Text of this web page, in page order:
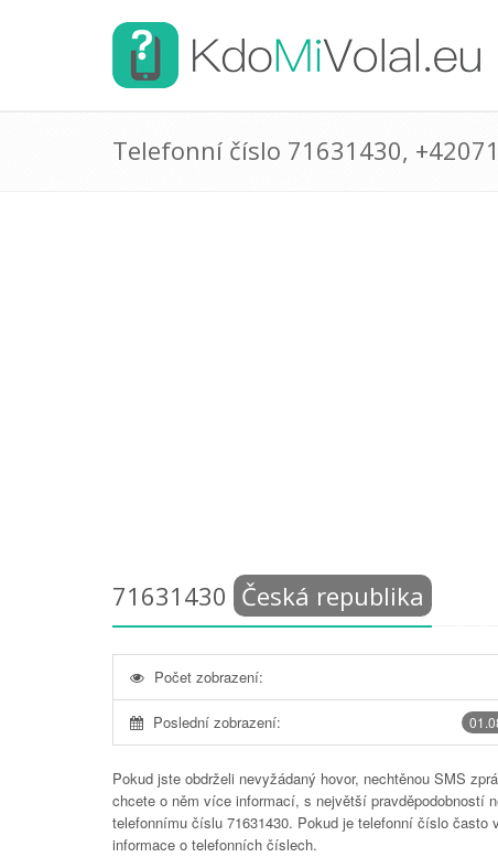
Telefonní číslo 71631430,
71631430 Česká republika
Počet zobrazení:
Poslední zobrazení:
Pokud jste obdrželi nevyžádaný hovor, nechtěnou SMS
chcete o něm více informací, s největší pravděpodobností
telefonnímu číslu 71631430. Pokud je telefonní číslo často
informace o telefonních číslech.